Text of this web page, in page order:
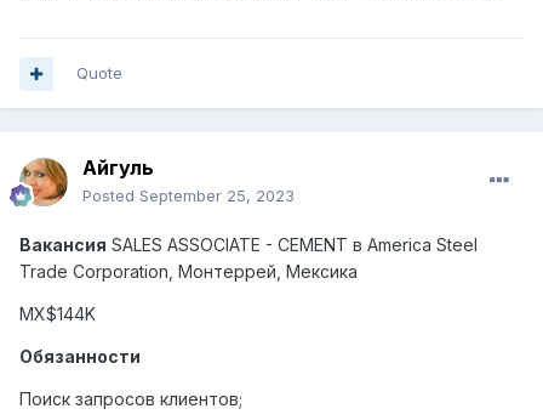
Quote
Айгуль
Posted September 25, 2023
Вакансия SALES ASSOCIATE - CEMENT в America Steel
Trade Corporation, Монтеррей Мексика
MX$144K
Обязанности
Поиск запросов клиентов;